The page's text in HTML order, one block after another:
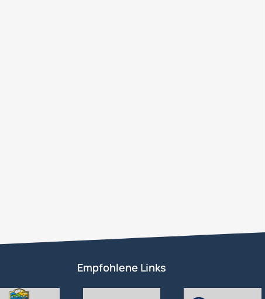
Empfohlene Links